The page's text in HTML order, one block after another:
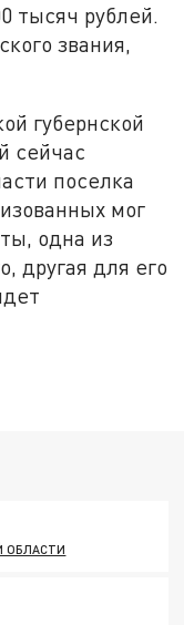
тысяч рублей.
звания,
губернской
сейчас
поселка
мог
одна из
другая для его
ОБЛАСТИ